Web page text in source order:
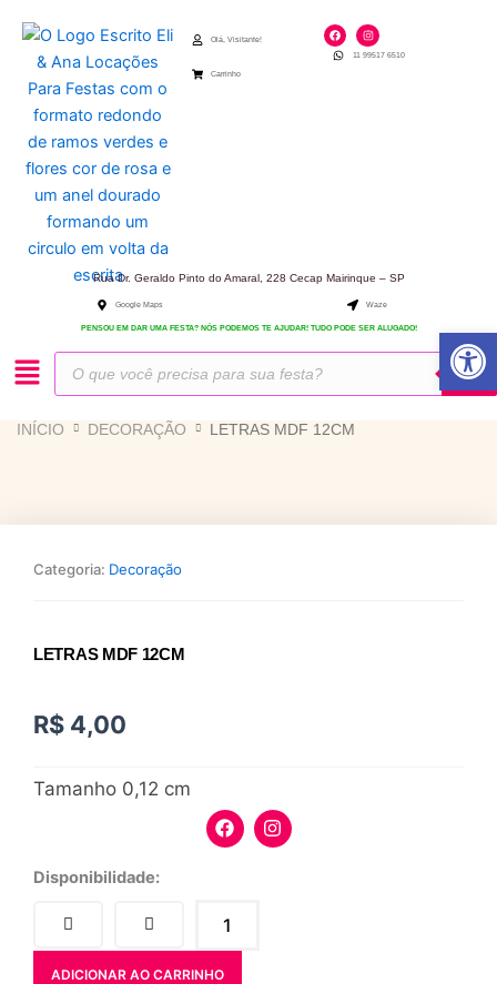
Abrir
para
conteúdo
Olá, Visitante!
Carrinho
F
a
c
e
I
n
s
t
11 99517 6510
Rua Dr. Geraldo Pinto do Amaral, 228 Cecap Mairinque – SP
Google Maps Waze
PENSOU EM DAR UMA FESTA? NÓS PODEMOS TE AJUDAR! TUDO PODE SER ALUGADO!
produtos
INÍCIO DECORAÇÃO LETRAS MDF 12CM
Categoria: Decoração
LETRAS MDF 12CM
R$ 4,00
Tamanho 0,12 cm
F
a
c
o
k
I
n
s
Disponibilidade:
12cm
ADICIONAR AO CARRINHO